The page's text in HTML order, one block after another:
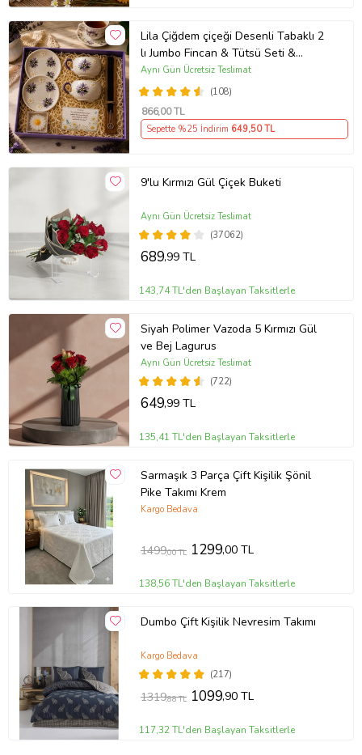
Lila Çiğdem çiçeği Desenli Tabaklı 2
lı Jumbo Fincan & Tütsü Seti &
Papatya Mum &
(108)
Aynı Gün Ücretsiz Teslimat
866,00 TL
Sepette %25 İndirim 649,50 TL
9'lu Kırmızı Gül Çiçek Buketi
(37062)
Aynı Gün Ücretsiz Teslimat
689,99 TL
143,74 TL'den Başlayan Taksitlerle
Siyah Polimer Vazoda 5 Kırmızı Gül
ve Bej Lagurus
(722)
Aynı Gün Ücretsiz Teslimat
649,99 TL
135,41 TL'den Başlayan Taksitlerle
Sarmaşık 3 Parça Çift Kişilik Şönil
Pike Takımı Krem
Kargo Bedava
1499,00 TL 1299,00 TL
138,56 TL'den Başlayan Taksitlerle
Dumbo Çift Kişilik Nevresim Takımı
(217)
Kargo Bedava
1319,88 TL 1099,90 TL
117,32 TL'den Başlayan Taksitlerle